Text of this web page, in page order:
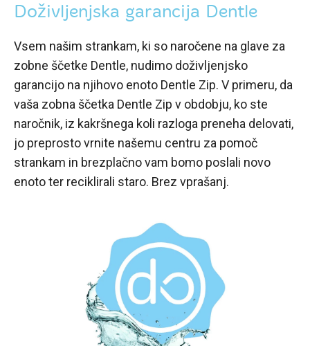
Doživljenjska garancija Dentle
Vsem našim strankam, ki so naročene na glave za
zobne ščetke Dentle, nudimo doživljenjsko
garancijo na njihovo enoto Dentle Zip. V primeru, da
vaša zobna ščetka Dentle Zip v obdobju, ko ste
naročnik, iz kakršnega koli razloga preneha delovati,
jo preprosto vrnite našemu centru za pomoč
strankam in brezplačno vam bomo poslali novo
enoto ter reciklirali staro. Brez vprašanj.